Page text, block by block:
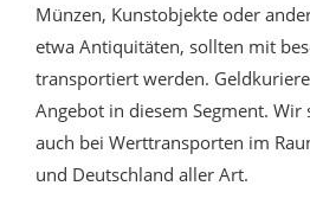
Münzen, Kunstobjekte oder
etwa Antiquitäten, sollten mit
transportiert werden.
Angebot in diesem Segment. Wir
auch bei Werttransporten im
und Deutschland aller Art.